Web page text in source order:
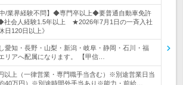
中/業界経験不問】◆専門卒以上◆要普通自動車免許
社会人経験1.5年以上 ★2026年7月1日の一斉入社
日120日以上》
愛知・長野・山梨・新潟・岐阜・静岡・石川・福
リアへ配属になります。 【甲信…
以上（一律営業・専門職手当含む）※別途営業日当
40万円）※別途時間外手当あり※能力・前給…